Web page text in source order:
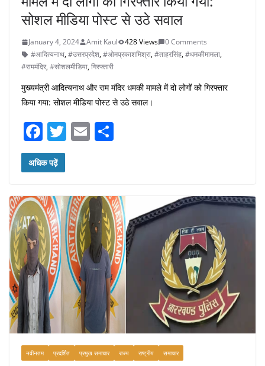
सोशल मीडिया पोस्ट से उठे सवाल
January 4, 2024 Amit Kaul 428 Views
0 Comments
#आदित्यनाथ,#उत्तरप्रदेश,#ओमप्रकाशमिश्रा,#ताहरसिंह,#धमकीमामला,
#राममंदिर,#सोशलमीडिया,गिरफ्तारी
मुख्यमंत्री आदित्यनाथ और राम मंदिर धमकी मामले में दो लोगों को गिरफ्तार
किया गया: सोशल मीडिया पोस्ट से उठे सवाल।
F
a
c
b
o
o
k
T E
अधिक पढ़ें
नवीनतम प्रदर्शित प्रमुख समाचार राज्य राष्ट्रीय समाचार